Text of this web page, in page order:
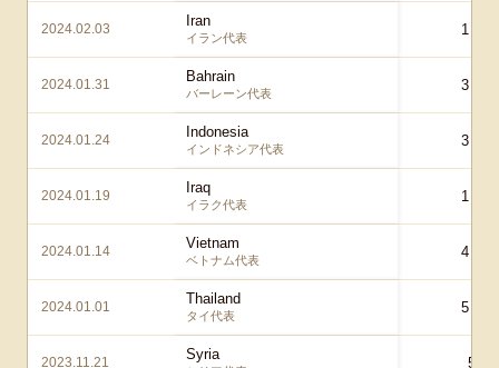
2024.02.03 Iran
イラン代表 1 – 2
2024.01.31 Bahrain
バーレーン代表 3 – 1
2024.01.24 Indonesia
インドネシア代表 3 – 1
2024.01.19 Iraq
イラク代表 1 – 2
2024.01.14 Vietnam
ベトナム代表 4 – 2
2024.01.01 Thailand
タイ代表 5 – 0
2023.11.21 Syria
5 – 0